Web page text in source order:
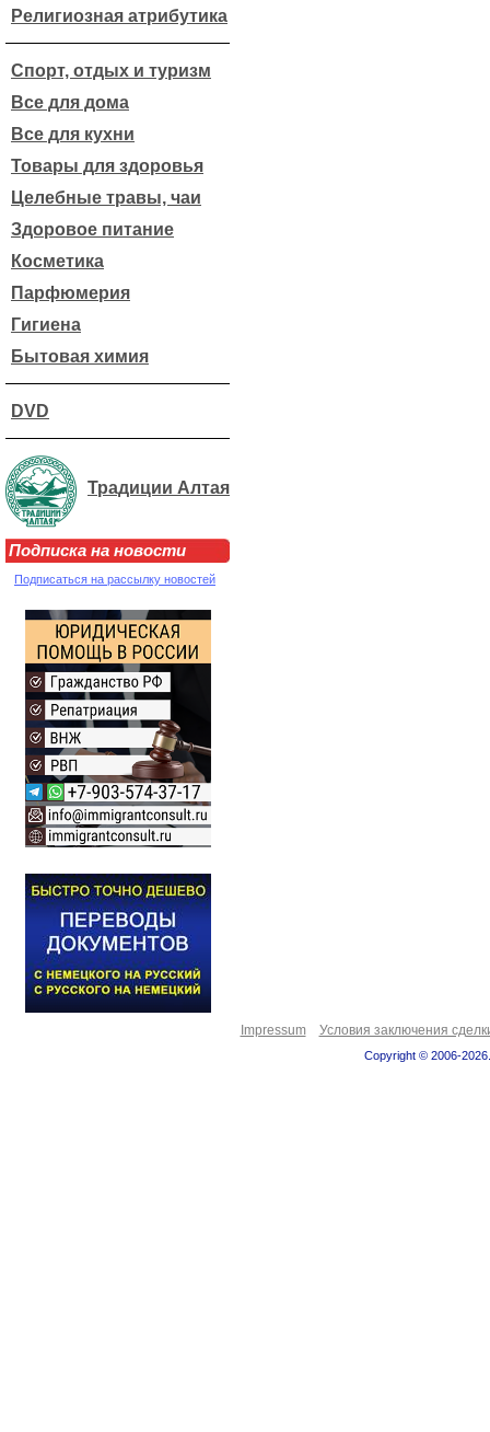
Религиозная атрибутика
Спорт, отдых и туризм
Все для дома
Все для кухни
Товары для здоровья
Целебные травы, чаи
Здоровое питание
Косметика
Парфюмерия
Гигиена
Бытовая химия
DVD
Традиции Алтая
Подписка на новости
Подписаться на рассылку новостей
Impressum Условия заключения
Copyright © 2006-